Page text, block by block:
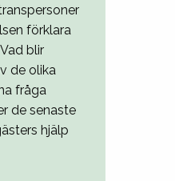
förklara
blir
de olika
fråga
de senaste
hjälp